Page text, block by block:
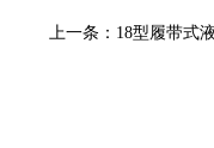
上一条： 18型履带式